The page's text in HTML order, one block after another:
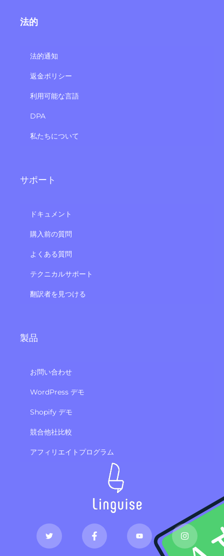
法的
法的通知
返金ポリシー
利用可能な言語
DPA
私たちについて
サポート
ドキュメント
購入前の質問
よくある質問
テクニカルサポート
翻訳者を見つける
製品
お問い合わせ
WordPress デモ
Shopify デモ
競合他社比較
アフィリエイトプログラム